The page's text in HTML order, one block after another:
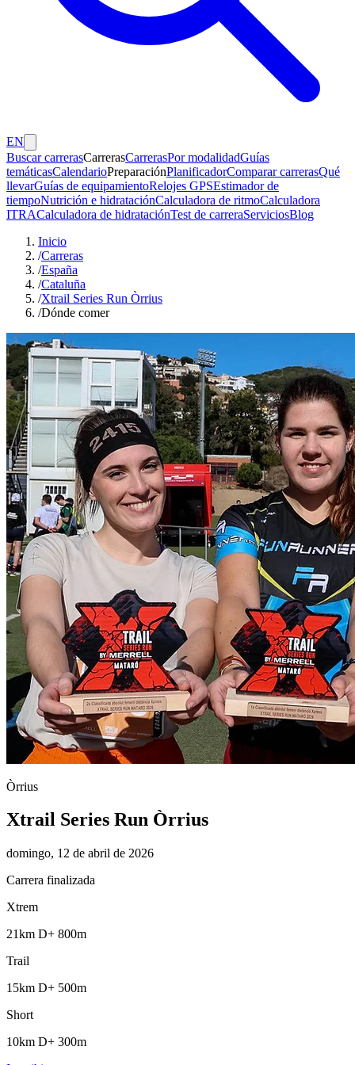
EN
Buscar carrerasCarrerasCarrerasPor modalidadGuías
temáticasCalendarioPreparaciónPlanificadorComparar carrerasQué
llevarGuías de equipamientoRelojes GPSEstimador de
tiempoNutrición e hidrataciónCalculadora de ritmoCalculadora
ITRACalculadora de hidrataciónTest de carreraServiciosBlog
Inicio
/Carreras
/España
/Cataluña
/Xtrail Series Run Òrrius
/Dónde comer
Òrrius
Xtrail Series Run Òrrius
domingo, 12 de abril de 2026
Carrera finalizada
Xtrem
21km D+ 800m
Trail
15km D+ 500m
Short
10km D+ 300m